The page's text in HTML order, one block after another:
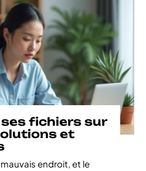
fichiers sur
et
endroit, et le